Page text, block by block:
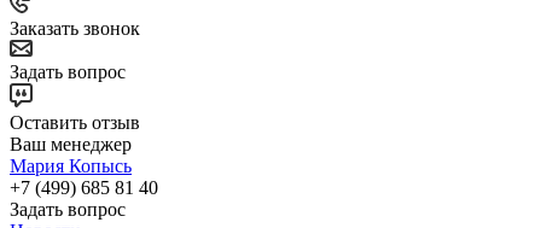
Заказать звонок
Задать вопрос
Оставить отзыв
Ваш менеджер
Мария Копысь
+7 (499) 685 81 40
Задать вопрос